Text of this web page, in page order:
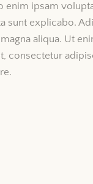
enim ipsam
sunt explicabo.
aliqua. Ut
consectetur